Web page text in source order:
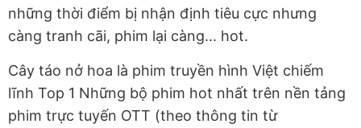
những thời điểm bị nhận định tiêu cực nhưng
càng tranh cãi, phim lại càng... hot.
Cây táo nở hoa là phim truyền hình Việt chiếm
lĩnh Top 1 Những bộ phim hot nhất trên nền tảng
phim trực tuyến OTT (theo thông tin từ